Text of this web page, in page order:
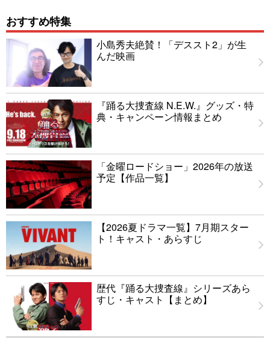
おすすめ特集
小島秀夫絶賛！「デススト2」が生
んだ映画
『踊る大捜査線 N.E.W.』グッズ・特
典・キャンペーン情報まとめ
「金曜ロードショー」2026年の放送
予定【作品一覧】
【2026夏ドラマ一覧】7月期スター
ト！キャスト・あらすじ
歴代『踊る大捜査線』シリーズあら
すじ・キャスト【まとめ】